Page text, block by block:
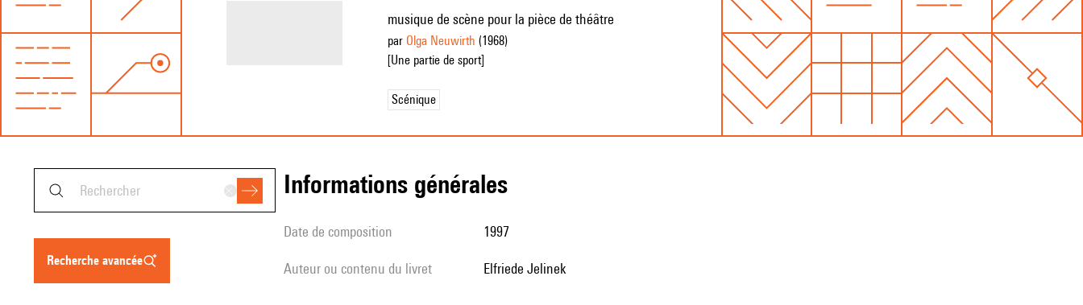
musique de scène pour la pièce de théâtre
par Olga Neuwirth (1968)
[Une partie de sport]
Scénique
recherche avancée
informations générales
date de composition 1997
Auteur ou contenu du livret Elfriede Jelinek